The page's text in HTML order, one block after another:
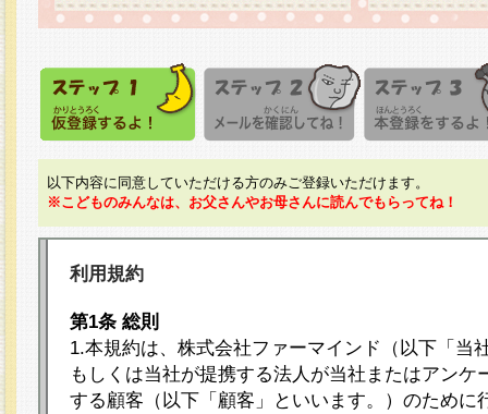
以下内容に同意していただける方のみご登録いただけます。
※こどものみんなは、お父さんやお母さんに読んでもらってね！
利用規約
第1条 総則
1.本規約は、株式会社ファーマインド（以下「当
もしくは当社が提携する法人が当社またはアンケ
する顧客（以下「顧客」といいます。）のために